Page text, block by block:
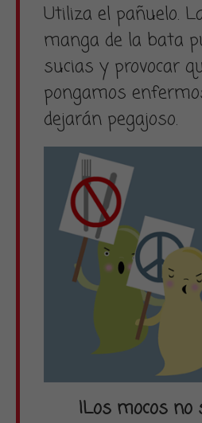
Utiliza el pañuelo.
manga de la bata
sucias y provocar
pongamos
dejarán pegajoso.
¡Los mocos no